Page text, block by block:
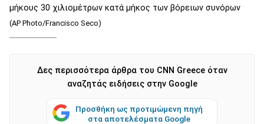
μήκους 30 χιλιομέτρων κατά μήκος των βόρειων συνόρων
(AP Photo/Francisco Seco)
Δες περισσότερα άρθρα του CNN Greece όταν
αναζητάς ειδήσεις στην Google
Προσθήκη ως προτιμώμενη πηγή
στα αποτελέσματα Google